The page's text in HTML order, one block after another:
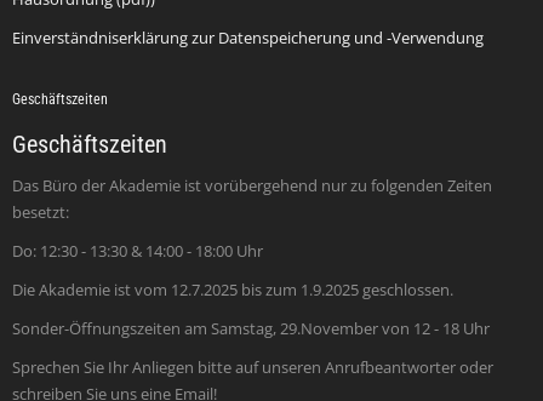
Einverständniserklärung zur Datenspeicherung und -Verwendung
Geschäftszeiten
Geschäftszeiten
Das Büro der Akademie ist vorübergehend nur zu folgenden Zeiten
besetzt:
Do: 12:30 - 13:30 & 14:00 - 18:00 Uhr
Die Akademie ist vom 12.7.2025 bis zum 1.9.2025 geschlossen.
Sonder-Öffnungszeiten am Samstag, 29.November von 12 - 18 Uhr
Sprechen Sie Ihr Anliegen bitte auf unseren Anrufbeantworter oder
schreiben Sie uns eine Email!